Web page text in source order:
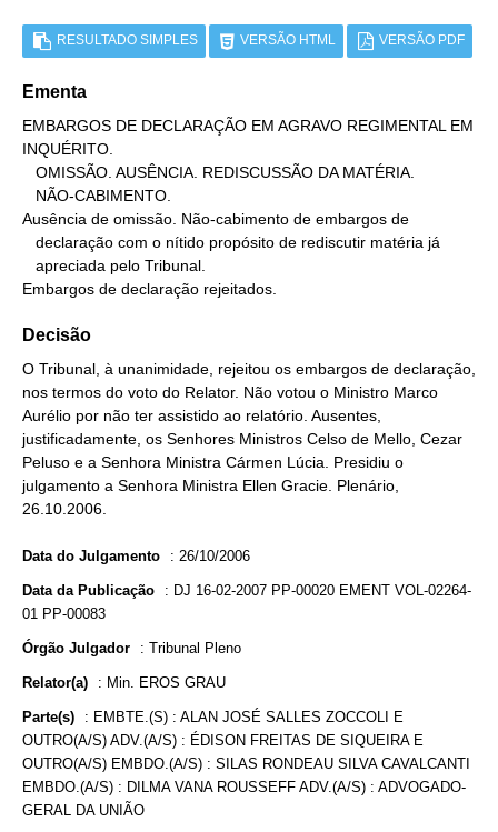
RESULTADO SIMPLES VERSÃO HTML VERSÃO PDF
Ementa
EMBARGOS DE DECLARAÇÃO EM AGRAVO REGIMENTAL EM
INQUÉRITO.
Ausência de omissão. Não-cabimento de embargos de
Embargos de declaração rejeitados.
Decisão
O Tribunal, à unanimidade, rejeitou os embargos de declaração,
nos termos do voto do Relator. Não votou o Ministro Marco
Aurélio por não ter assistido ao relatório. Ausentes,
justificadamente, os Senhores Ministros Celso de Mello, Cezar
Peluso e a Senhora Ministra Cármen Lúcia. Presidiu o
julgamento a Senhora Ministra Ellen Gracie. Plenário,
26.10.2006.
Data do Julgamento : 26/10/2006
Data da Publicação : DJ 16-02-2007 PP-00020 EMENT VOL-02264-
01 PP-00083
Órgão Julgador : Tribunal Pleno
Relator(a) : Min. EROS GRAU
Parte(s) : EMBTE.(S) : ALAN JOSÉ SALLES ZOCCOLI E
OUTRO(A/S) ADV.(A/S) : ÉDISON FREITAS DE SIQUEIRA E
OUTRO(A/S) EMBDO.(A/S) : SILAS RONDEAU SILVA CAVALCANTI
EMBDO.(A/S) : DILMA VANA ROUSSEFF ADV.(A/S) : ADVOGADO-
GERAL DA UNIÃO